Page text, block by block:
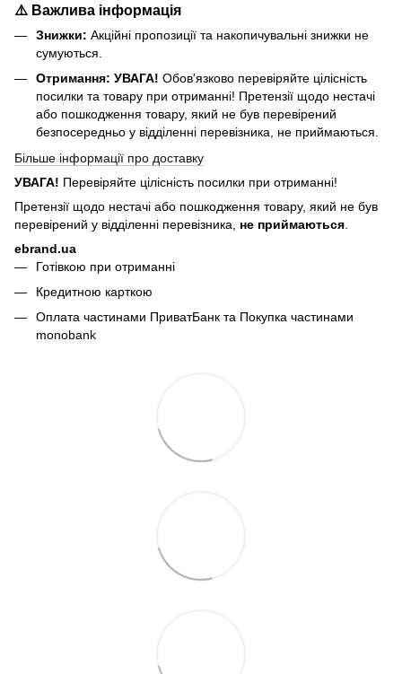
⚠️ Важлива інформація
Знижки: Акційні пропозиції та накопичувальні знижки не
сумуються.
Отримання: УВАГА! Обов'язково перевіряйте цілісність
посилки та товару при отриманні! Претензії щодо нестачі
або пошкодження товару, який не був перевірений
безпосередньо у відділенні перевізника, не приймаються.
Більше інформації про доставку
УВАГА! Перевіряйте цілісність посилки при отриманні!
Претензії щодо нестачі або пошкодження товару, який не був
перевірений у відділенні перевізника, не приймаються
ebrand.ua
Готівкою при отриманні
Кредитною карткою
Оплата частинами ПриватБанк та Покупка частинами
monobank